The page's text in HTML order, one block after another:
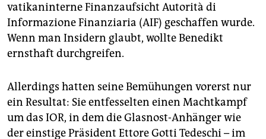
vatikaninterne Finanzaufsicht Autorità di
Informazione Finanziaria (AIF) geschaffen wurde.
Wenn man Insidern glaubt, wollte Benedikt
ernsthaft durchgreifen.
Allerdings hatten seine Bemühungen vorerst nur
ein Resultat: Sie entfesselten einen Machtkampf
um das IOR, in dem die Glasnost-Anhänger wie
der einstige Präsident Ettore Gotti Tedeschi – im